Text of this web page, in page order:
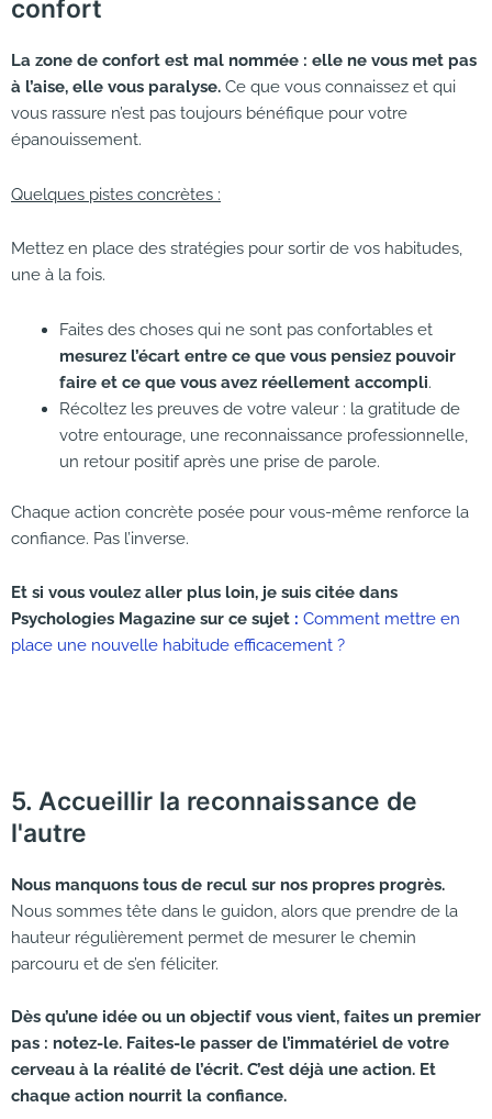
confort
La zone de confort est mal nommée : elle ne vous met pas
à l’aise, elle vous paralyse. Ce que vous connaissez et qui
vous rassure n’est pas toujours bénéfique pour votre
épanouissement.
Quelques pistes concrètes :
Mettez en place des stratégies pour sortir de vos habitudes,
une à la fois.
Faites des choses qui ne sont pas confortables et
mesurez l’écart entre ce que vous pensiez pouvoir
faire et ce que vous avez réellement accompli.
Récoltez les preuves de votre valeur : la gratitude de
votre entourage, une reconnaissance professionnelle,
un retour positif après une prise de parole.
Chaque action concrète posée pour vous-même renforce la
confiance. Pas l’inverse.
Et si vous voulez aller plus loin, je suis citée dans
Psychologies Magazine sur ce sujet : Comment mettre en
place une nouvelle habitude efficacement ?
5. Accueillir la reconnaissance de
l'autre
Nous manquons tous de recul sur nos propres progrès.
Nous sommes tête dans le guidon, alors que prendre de la
hauteur régulièrement permet de mesurer le chemin
parcouru et de s’en féliciter.
Dès qu’une idée ou un objectif vous vient, faites un premier
pas : notez-le. Faites-le passer de l’immatériel de votre
cerveau à la réalité de l’écrit. C’est déjà une action. Et
chaque action nourrit la confiance.